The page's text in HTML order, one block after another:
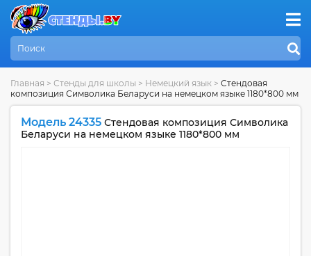
Главная > Стенды для школы > Немецкий язык > Стендовая
композиция Символика Беларуси на немецком языке 1180*800 мм
Модель 24335 Стендовая композиция Символика
Беларуси на немецком языке 1180*800 мм